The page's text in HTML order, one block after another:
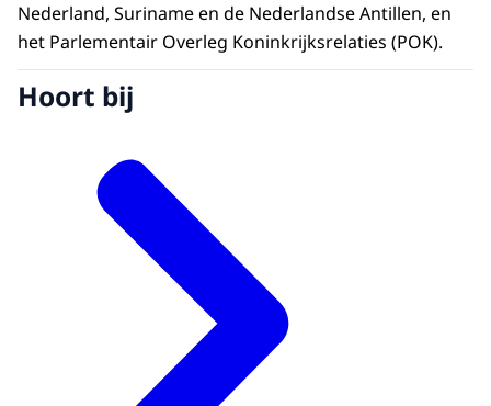
Nederland, Suriname en de Nederlandse Antillen, en
het Parlementair Overleg Koninkrijksrelaties (POK).
Hoort bij